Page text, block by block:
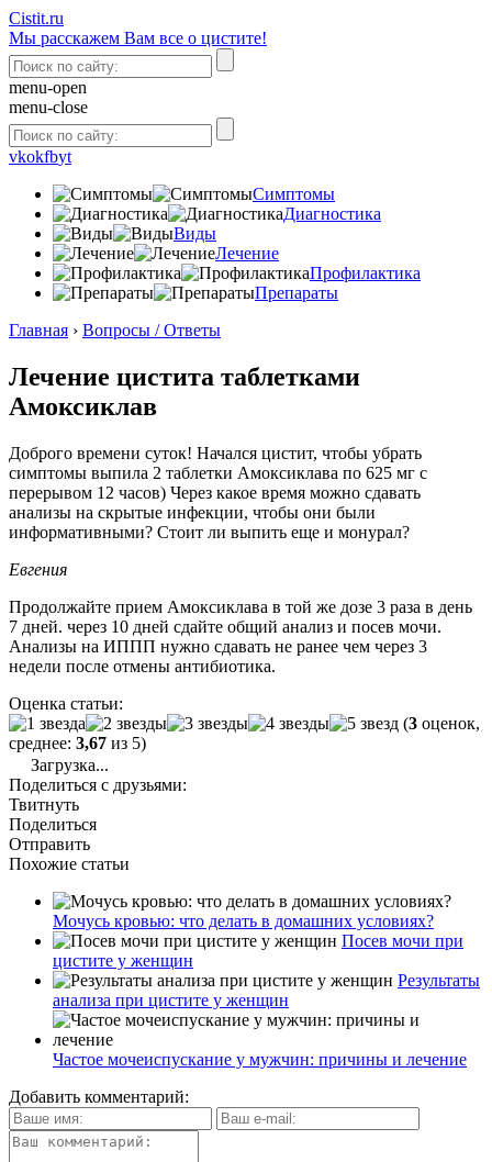
Сistit.ru
Мы расскажем Вам все о цистите!
menu-open
menu-close
vkokfbyt
Симптомы
Диагностика
Виды
Лечение
Профилактика
Препараты
Главная › Вопросы / Ответы
Лечение цистита таблетками
Амоксиклав
Доброго времени суток! Начался цистит, чтобы убрать
симптомы выпила 2 таблетки Амоксиклава по 625 мг с
перерывом 12 часов) Через какое время можно сдавать
анализы на скрытые инфекции, чтобы они были
информативными? Стоит ли выпить еще и монурал?
Евгения
Продолжайте прием Амоксиклава в той же дозе 3 раза в день
7 дней. через 10 дней сдайте общий анализ и посев мочи.
Анализы на ИППП нужно сдавать не ранее чем через 3
недели после отмены антибиотика.
Оценка статьи:
(3 оценок,
среднее: 3,67 из 5)
Загрузка...
Поделиться с друзьями:
Твитнуть
Поделиться
Отправить
Похожие статьи
Мочусь кровью: что делать в домашних условиях?
Посев мочи при
цистите у женщин
Результаты
анализа при цистите у женщин
Частое мочеиспускание у мужчин: причины и лечение
Добавить комментарий: